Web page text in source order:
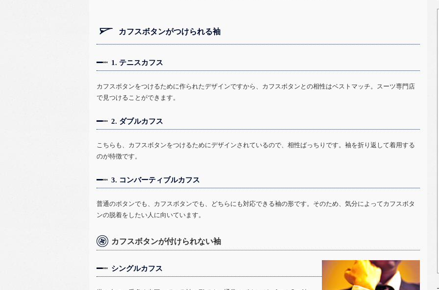
カフスボタンがつけられる袖
1. テニスカフス
カフスボタンをつけるために作られたデザインですから、カフスボタンとの相性はベストマッチ。スーツ専門店
で見つけることができます。
2. ダブルカフス
こちらも、カフスボタンをつけるためにデザインされているので、相性ばっちりです。袖を折り返して着用する
のが特徴です。
3. コンバーティブルカフス
普通のボタンでも、カフスボタンでも、どちらにも対応できる袖の形です。そのため、気分によってカフスボタ
ンの脱着をしたい人に向いています。
カフスボタンが付けられない袖
シングルカフス